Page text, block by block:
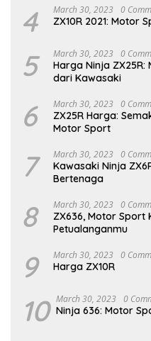
4 March 30, 2023 0
ZX10R 2021: Motor
5 March 30, 2023 0
Harga Ninja
dari Kawasaki
6 March 30, 2023 0
ZX25R Harga:
Motor Sport
7 March 30, 2023 0
Kawasaki Ninja
Bertenaga
8 March 30, 2023 0
ZX636, Motor Sport
Petualanganmu
9 March 30, 2023 0
Harga ZX10R
10 March 30, 2023 0
Ninja 636: Motor